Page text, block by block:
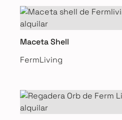
Maceta Shell
FermLiving